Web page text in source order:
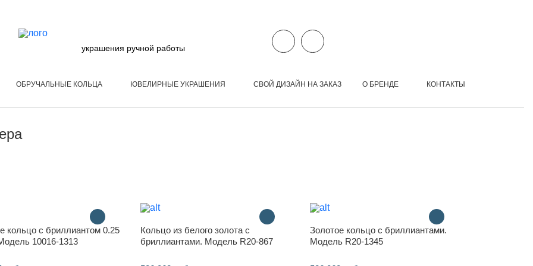
украшения ручной работы
ОБРУЧАЛЬНЫЕ КОЛЬЦА ЮВЕЛИРНЫЕ УКРАШЕНИЯ СВОЙ ДИЗАЙН НА ЗАКАЗ О БРЕНДЕ КОНТАКТЫ
кольцо с бриллиантом 0.25
10016-1313
Кольцо из белого золота с
бриллиантами. Модель R20-867
Золотое кольцо с бриллиантами.
Модель R20-1345